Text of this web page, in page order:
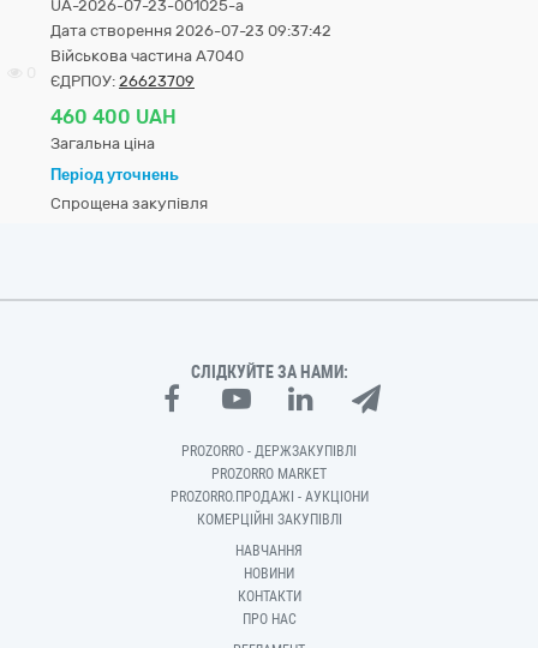
UA-2026-07-23-001025-a
Дата створення 2026-07-23 09:37:42
Військова частина А7040
ЄДРПОУ: 26623709
460 400 UAH
Загальна ціна
Період уточнень
Спрощена закупівля
СЛІДКУЙТЕ ЗА НАМИ:
PROZORRO - ДЕРЖЗАКУПІВЛІ
PROZORRO MARKET
PROZORRO.ПРОДАЖІ - АУКЦІОНИ
КОМЕРЦІЙНІ ЗАКУПІВЛІ
НАВЧАННЯ
НОВИНИ
КОНТАКТИ
ПРО НАС